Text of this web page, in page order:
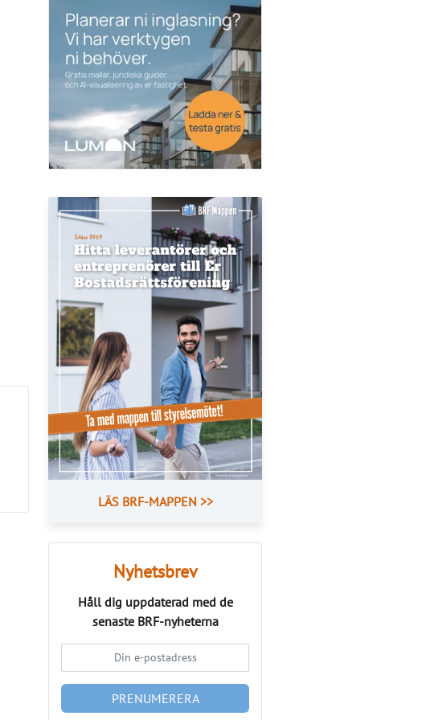
LÄS BRF-MAPPEN >>
Nyhetsbrev
Håll dig uppdaterad med de
senaste BRF-nyheterna
PRENUMERERA